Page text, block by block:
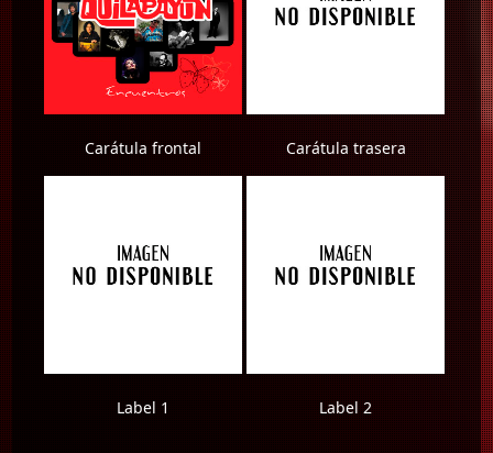
Carátula frontal Carátula trasera
Label 1 Label 2